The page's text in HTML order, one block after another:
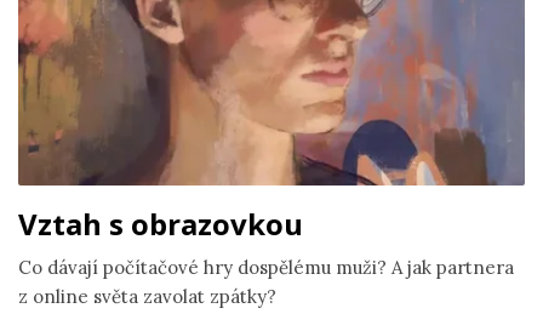
Vztah s obrazovkou
Co dávají počítačové hry dospělému muži? A jak partnera
z online světa zavolat zpátky?